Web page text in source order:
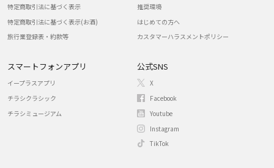
特定商取引法に基づく表示
特定商取引法に基づく表示(お酒)
旅行業登録表・約款等
推奨環境
はじめての方へ
カスタマーハラスメントポリシー
スマートフォンアプリ
イープラスアプリ
チラシクラシック
チラシミュージアム
公式SNS
X
Facebook
Youtube
Instagram
TikTok